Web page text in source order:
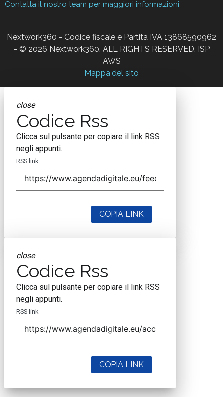
Contatta il nostro team per maggiori informazioni
Nextwork360 - Codice fiscale e Partita IVA 13868590962
- © 2026 Nextwork360. ALL RIGHTS RESERVED. ISP
AWS
Mappa del sito
close
Codice Rss
Clicca sul pulsante per copiare il link RSS
negli appunti.
RSS link
COPIA LINK
close
Codice Rss
Clicca sul pulsante per copiare il link RSS
negli appunti.
RSS link
COPIA LINK